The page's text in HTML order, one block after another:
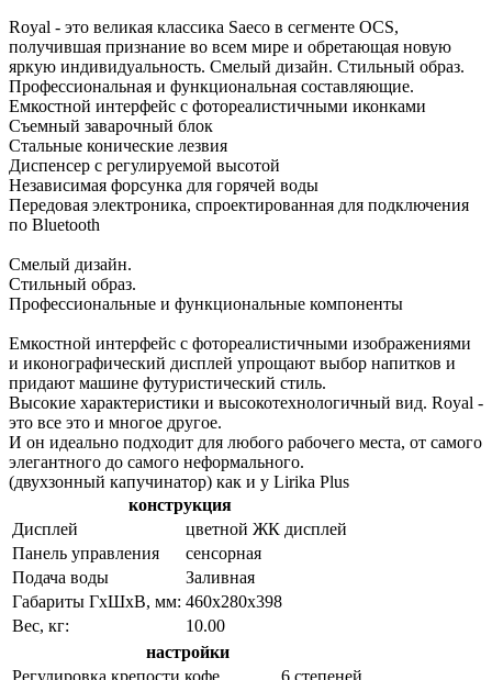
Royal - это великая классика Saeco в сегменте OCS,
получившая признание во всем мире и обретающая новую
яркую индивидуальность. Смелый дизайн. Стильный образ.
Профессиональная и функциональная составляющие.
Емкостной интерфейс с фотореалистичными иконками
Съемный заварочный блок
Стальные конические лезвия
Диспенсер с регулируемой высотой
Независимая форсунка для горячей воды
Передовая электроника, спроектированная для подключения
по Bluetooth
Смелый дизайн.
Стильный образ.
Профессиональные и функциональные компоненты
Емкостной интерфейс с фотореалистичными изображениями
и иконографический дисплей упрощают выбор напитков и
придают машине футуристический стиль.
Высокие характеристики и высокотехнологичный вид. Royal -
это все это и многое другое.
И он идеально подходит для любого рабочего места, от самого
элегантного до самого неформального.
(двухзонный капучинатор) как и у Lirika Plus
конструкция
Дисплей
цветной ЖК дисплей
Панель управления
сенсорная
Подача воды
Заливная
Габариты ГхШхВ, мм: 460х280х398
Вес, кг:
10.00
настройки
Регулировка крепости кофе
6 степеней